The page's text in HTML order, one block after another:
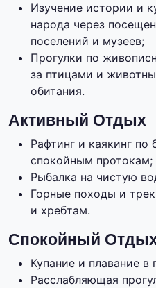
Изучение истории и
народа через
поселений и музеев;
Прогулки по
за птицами и
обитания.
Активный Отдых
Рафтинг и каякинг
спокойным протокам;
Рыбалка на чистую
Горные походы и
и хребтам.
Спокойный
Купание и плавание в
Расслабляющая